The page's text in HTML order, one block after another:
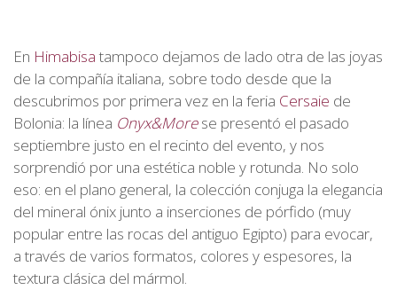
En Himabisatampoco dejamos de lado otra de las joyas
de la compañía italiana, sobre todo desde que la
descubrimos por primera vez en la feria Cersaie de
Bolonia: la línea Onyx&Morese presentó el pasado
septiembre justo en el recinto del evento, y nos
sorprendió por una estética noble y rotunda. No solo
eso: en el plano general, la colección conjuga la elegancia
del mineral ónix junto a inserciones de pórfido (muy
popular entre las rocas del antiguo Egipto) para evocar,
a través de varios formatos, colores y espesores, la
textura clásica del mármol.